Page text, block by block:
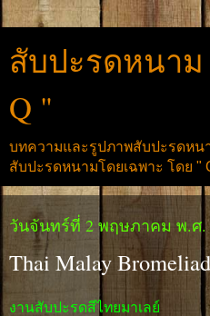
สับปะรดหนาม
Q "
บทความและรูปภาพสับปะรดหน
สับปะรดหนามโดยเฉพาะ โดย "
วันจันทร์ที่ 2 พฤษภาคม พ.ศ.
Thai Malay
งานสับปะรดสีไทยมาเลย์